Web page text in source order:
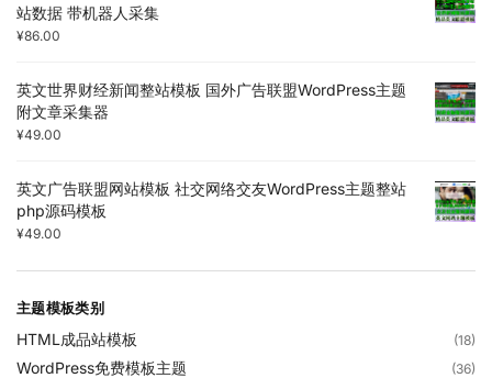
站数据 带机器人采集
¥86.00
英文世界财经新闻整站模板 国外广告联盟WordPress主题
附文章采集器
¥49.00
英文广告联盟网站模板 社交网络交友WordPress主题整站
php源码模板
¥49.00
主题模板类别
HTML成品站模板 (18)
WordPress免费模板主题 (36)